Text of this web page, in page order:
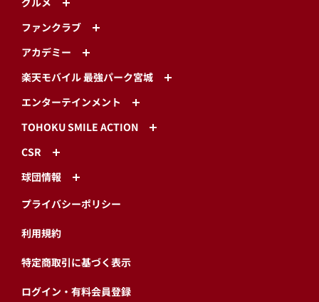
ファンクラブ
アカデミー
楽天モバイル 最強パーク宮城
エンターテインメント
TOHOKU SMILE ACTION
CSR
球団情報
プライバシーポリシー
利用規約
特定商取引に基づく表示
ログイン・有料会員登録